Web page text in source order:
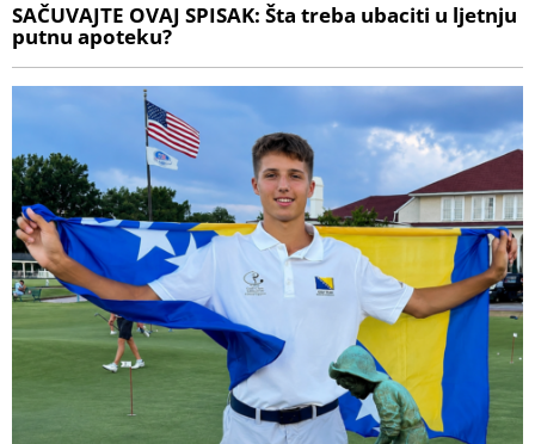
SAČUVAJTE OVAJ SPISAK: Šta treba ubaciti u ljetnju
putnu apoteku?